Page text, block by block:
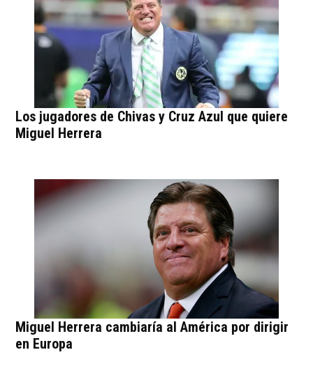
Los jugadores de Chivas y Cruz Azul que quiere
Miguel Herrera
Miguel Herrera cambiaría al América por dirigir
en Europa